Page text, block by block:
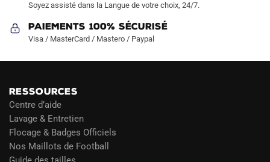
Soyez assisté dans la Langue de votre choix, 24/7.
Paiements 100% Sécurisé
Visa / MasterCard / Mastero / Paypal
RESSOURCES
Centre d’aide
Lavage & Entretien
Flocage & Badges Officiels
Nos Maillots de Football